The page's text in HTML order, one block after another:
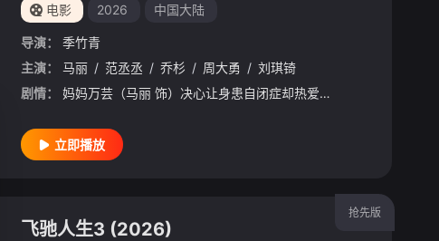
电影 2026 中国大陆
导演：
季竹青
主演：
马丽 / 范丞丞 / 乔杉 / 周大勇 / 刘琪锜
剧情：
妈妈万芸（马丽 饰）决心让身患自闭症却热爱跑步的儿子楚星辰（范丞丞 饰）完成一场真正的全程马拉松比赛，于是她“瞄准”了昔日的东北马拉松之王何秋生（乔杉 饰），相信这位嗜赌如命的落魄教练就是最合适的人选
立即播放
抢先版
飞驰人生3 (2026)